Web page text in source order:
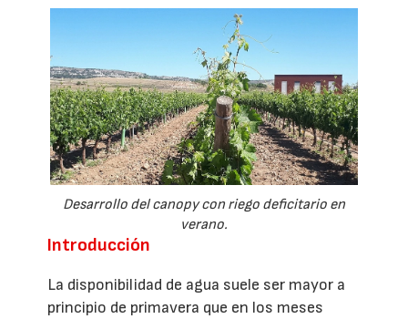
Desarrollo del canopy con riego deficitario en
verano.
Introducción
La disponibilidad de agua suele ser mayor a
principio de primavera que en los meses